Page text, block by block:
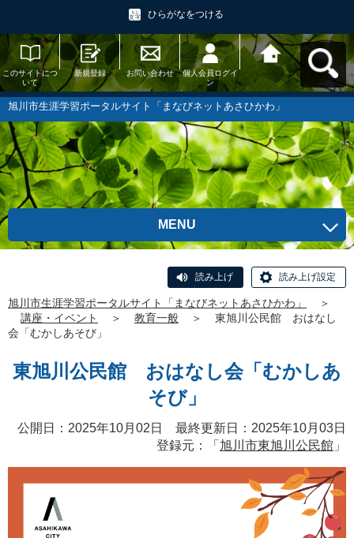
ひらがなをつける
このサイトにつ
いて
新規登録 お問い合わせ
個人会員ログイ
ン
旭川市生涯学習
ポータルサイト
「まなびネット
あさひかわ」へ
戻る
旭川市生涯学習ポータルサイト「まなびネットあさひかわ」
MENU
読み上げ 読み上げ設定
旭川市生涯学習ポータルサイト「まなびネットあさひかわ」
＞
講座・イベント
＞ 教育一般 ＞
東旭川公民館 おはなし
会「むかしあそび」
東旭川公民館 おはなし会「むかしあ
そび」
公開日：2025年10月02日 最終更新日：2025年10月03日
登録元：「 旭川市東旭川公民館 」